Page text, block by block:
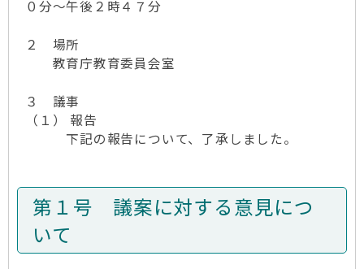
０分～午後２時４７分
２ 場所
教育庁教育委員会室
３ 議事
（１） 報告
下記の報告について、了承しました。
第１号 議案に対する意見につ
いて